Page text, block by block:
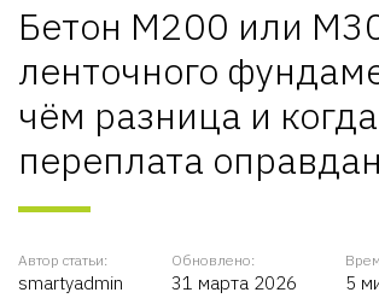
Бетон М200 или
ленточного
чём разница и когда
переплата
Автор статьи:
smartyadmin
Обновлено:
31 марта 2026 5